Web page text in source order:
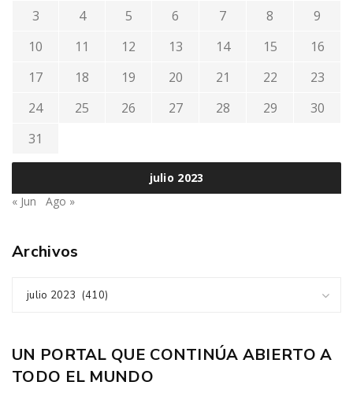
julio 2023
3
4 5 6 7 8
9
10
11 12 13 14 15
16
17
18 19 20 21 22
23
24
25 26 27 28 29
30
31
« Jun Ago »
Archivos
julio 2023 (410)
UN PORTAL QUE CONTINÚA ABIERTO A
TODO EL MUNDO